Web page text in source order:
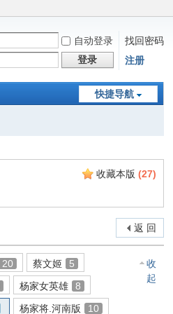
自动登录
找回密码
登录 注册
快捷导航
收藏本版 (27)
返 回
收
起
20 蔡文姬
5
杨家女英雄
8
杨家将.河南版 10